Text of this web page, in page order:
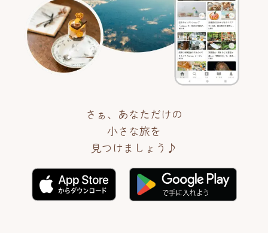
さぁ、あなただけの
小さな旅を
見つけましょう♪